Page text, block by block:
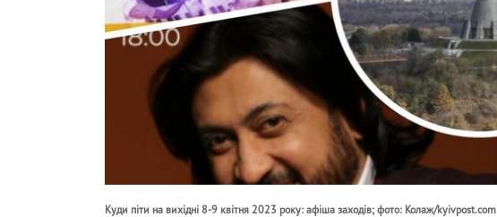
Куди піти на вихідні 8-9 квітня 2023 року: афіша заходів; фото: Колаж/kyivpost.com